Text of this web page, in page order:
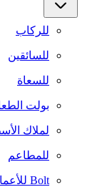
للركاب
للسائقين
للسعاة
بولت الطعام
لملاك الأسطول
للمطاعم
Bolt للأعمال